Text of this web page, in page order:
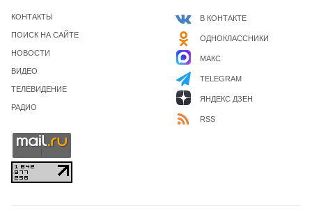
КОНТАКТЫ
ПОИСК НА САЙТЕ
НОВОСТИ
ВИДЕО
ТЕЛЕВИДЕНИЕ
РАДИО
В КОНТАКТЕ
ОДНОКЛАССНИКИ
МАКС
TELEGRAM
ЯНДЕКС ДЗЕН
RSS